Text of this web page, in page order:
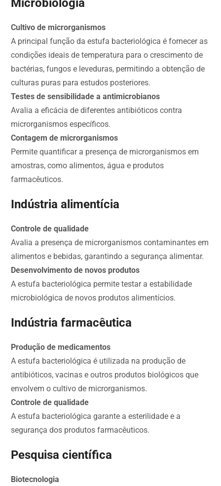
Microbiologia
Cultivo de microrganismos
A principal função da estufa bacteriológica é fornecer as
condições ideais de temperatura para o crescimento de
bactérias, fungos e leveduras, permitindo a obtenção de
culturas puras para estudos posteriores.
Testes de sensibilidade a antimicrobianos
Avalia a eficácia de diferentes antibióticos contra
microrganismos específicos.
Contagem de microrganismos
Permite quantificar a presença de microrganismos em
amostras, como alimentos, água e produtos
farmacêuticos.
Indústria alimentícia
Controle de qualidade
Avalia a presença de microrganismos contaminantes em
alimentos e bebidas, garantindo a segurança alimentar.
Desenvolvimento de novos produtos
A estufa bacteriológica permite testar a estabilidade
microbiológica de novos produtos alimentícios.
Indústria farmacêutica
Produção de medicamentos
A estufa bacteriológica é utilizada na produção de
antibióticos, vacinas e outros produtos biológicos que
envolvem o cultivo de microrganismos.
Controle de qualidade
A estufa bacteriológica garante a esterilidade e a
segurança dos produtos farmacêuticos.
Pesquisa científica
Biotecnologia